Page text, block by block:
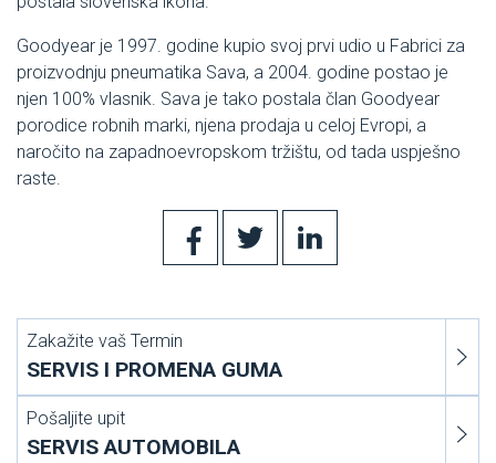
Goodyear je 1997. godine kupio svoj prvi udio u Fabrici za
proizvodnju pneumatika Sava, a 2004. godine postao je
njen 100% vlasnik. Sava je tako postala član Goodyear
porodice robnih marki, njena prodaja u celoj Evropi, a
naročito na zapadnoevropskom tržištu, od tada uspješno
raste.
Zakažite vaš Termin
SERVIS I PROMENA GUMA
Pošaljite upit
SERVIS AUTOMOBILA